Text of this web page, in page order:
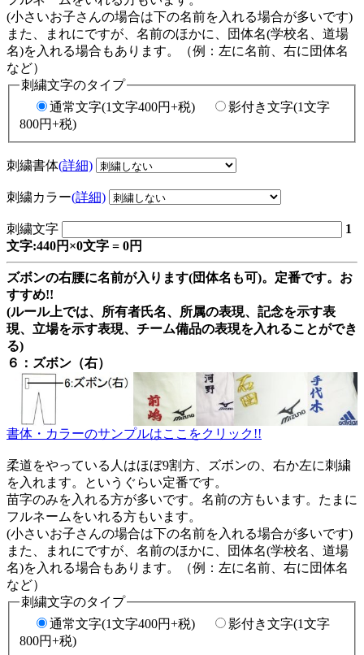
(小さいお子さんの場合は下の名前を入れる場合が多いです)
また、まれにですが、名前のほかに、団体名(学校名、道場
名)を入れる場合もあります。（例：左に名前、右に団体名
など）
刺繍文字のタイプ
通常文字(1文字400円+税)
影付き文字(1文字
800円+税)
刺繍書体(詳細)
刺繍カラー(詳細)
刺繍文字
1
文字:440円×0文字 = 0円
ズボンの右腰に名前が入ります(団体名も可)。定番です。お
すすめ!!
(ルール上では、所有者氏名、所属の表現、記念を示す表
現、立場を示す表現、チーム備品の表現を入れることができ
る)
６：ズボン（右）
書体・カラーのサンプルはここをクリック!!
柔道をやっている人はほぼ9割方、ズボンの、右か左に刺繍
を入れます。というぐらい定番です。
苗字のみを入れる方が多いです。名前の方もいます。たまに
フルネームをいれる方もいます。
(小さいお子さんの場合は下の名前を入れる場合が多いです)
また、まれにですが、名前のほかに、団体名(学校名、道場
名)を入れる場合もあります。（例：左に名前、右に団体名
など）
刺繍文字のタイプ
通常文字(1文字400円+税)
影付き文字(1文字
800円+税)